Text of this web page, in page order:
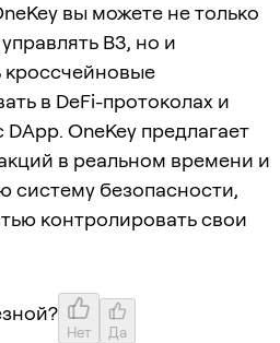
вы можете не только
B3, но и
в DeFi-протоколах и
OneKey предлагает
в реальном времени и
систему безопасности,
контролировать свои
Нет Да